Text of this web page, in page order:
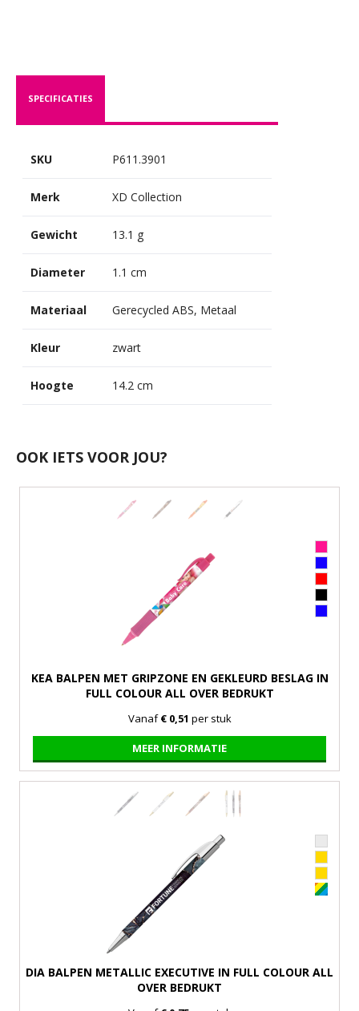
SPECIFICATIES
SKU P611.3901
Merk XD Collection
Gewicht 13.1 g
Diameter 1.1 cm
Materiaal Gerecycled ABS, Metaal
Kleur zwart
Hoogte 14.2 cm
OOK IETS VOOR JOU?
KEA BALPEN MET GRIPZONE EN GEKLEURD BESLAG IN
FULL COLOUR ALL OVER BEDRUKT
Vanaf€ 0,51 per stuk
MEER INFORMATIE
DIA BALPEN METALLIC EXECUTIVE IN FULL COLOUR ALL
OVER BEDRUKT